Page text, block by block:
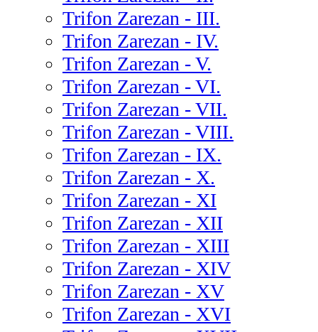
Trifon Zarezan - III.
Trifon Zarezan - IV.
Trifon Zarezan - V.
Trifon Zarezan - VI.
Trifon Zarezan - VII.
Trifon Zarezan - VIII.
Trifon Zarezan - IX.
Trifon Zarezan - X.
Trifon Zarezan - XI
Trifon Zarezan - XII
Trifon Zarezan - XIII
Trifon Zarezan - XIV
Trifon Zarezan - XV
Trifon Zarezan - XVI